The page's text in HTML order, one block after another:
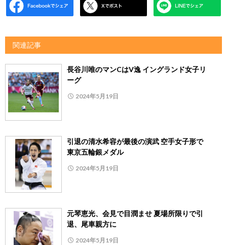
関連記事
長谷川唯のマンCはV逸 イングランド女子リ
ーグ
2024年5月19日
引退の清水希容が最後の演武 空手女子形で
東京五輪銀メダル
2024年5月19日
元琴恵光、会見で目潤ませ 夏場所限りで引
退、尾車親方に
2024年5月19日